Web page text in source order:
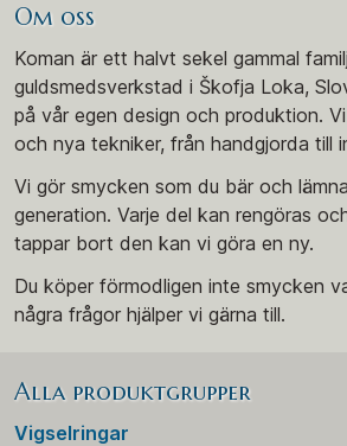
Om oss
Koman är ett halvt sekel gammal
guldsmedsverkstad i Škofja Loka,
på vår egen design och produktion.
och nya tekniker, från handgjorda till
Vi gör smycken som du bär och
generation. Varje del kan rengöras
tappar bort den kan vi göra en ny.
Du köper förmodligen inte smycken
några frågor hjälper vi gärna till.
Alla produktgrupper
Vigselringar